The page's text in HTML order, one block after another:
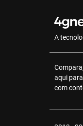
A
aqui
com